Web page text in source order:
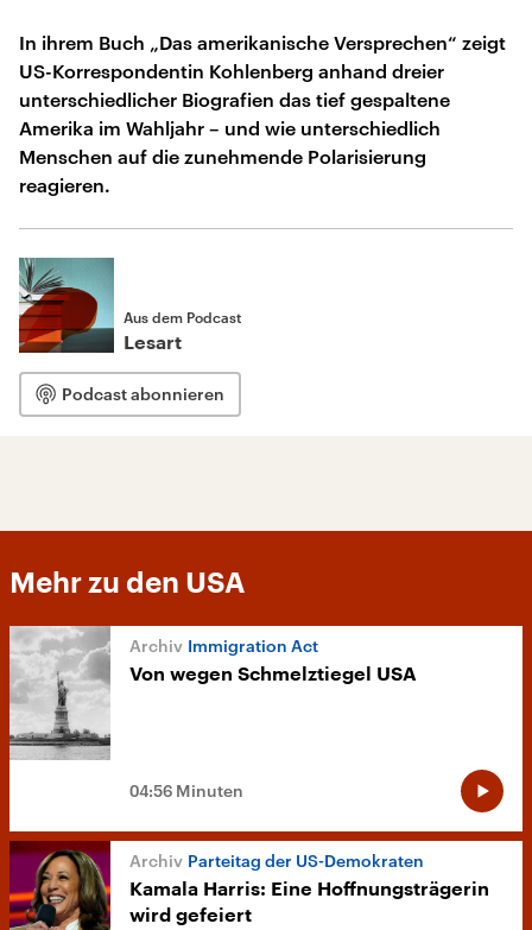
In ihrem Buch „Das amerikanische Versprechen“ zeigt
US-Korrespondentin Kohlenberg anhand dreier
unterschiedlicher Biografien das tief gespaltene
Amerika im Wahljahr – und wie unterschiedlich
Menschen auf die zunehmende Polarisierung
reagieren.
Aus dem Podcast
Lesart
Podcast abonnieren
Mehr zu den USA
Immigration Act
Von wegen Schmelztiegel USA
04:56 Minuten
Parteitag der US-Demokraten
Kamala Harris: Eine Hoffnungsträgerin
wird gefeiert